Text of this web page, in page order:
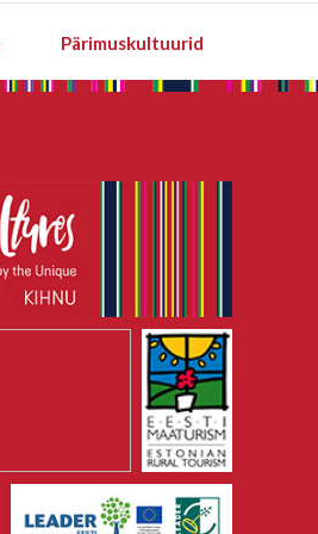
Pärimuskultuurid